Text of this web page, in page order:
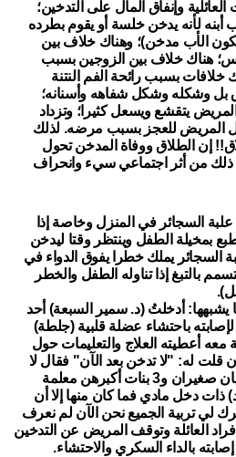
وإنفاق المال على التدخين؛
لأنه يدخن خلسة أو يقوم بطرده
الأب مدخن)؛ وهناك خلاف بين
هناك خلاف بين الزوجين بسبب
خلافات بسبب رائحة الفم النتنة
بل وشكله وشكل شفاهه وأسنانه؛
يتقشع ويسعل كثيرا؛ وتزداد
المريض للعجز بسبب مرضه. لذلك
إن الطلاق ووفاة المدخن تحول
ذلك من أثر اجتماعي سيء وانحراف
السجائر في المنزل وخاصة إذا
بمخيلة الطفل وينتظر وقتا ليدخن
السجائر يملك خطرا يفوق الدواء في
بالتبغ إذا تناوله الطفل والخطر
يشبهها: أدخلتُ (د. سمير السبعة) أحد
لإصابته باحتشاء عضلة قلبية (جلطة)
معه أعطيته العلاج والتعليمات حول
قلت له: "لا تدخن بعد الآن" فقال لا
يمكنني!! كان لهذا الرجل صبيان صغيران و3 بنات أكبرهن معلمة
ذات دخل مادي فما كان منها إلا أن
لي تربية الجميع نحن الآن لم نعرف
العائلة وتوقف المريض عن التدخين